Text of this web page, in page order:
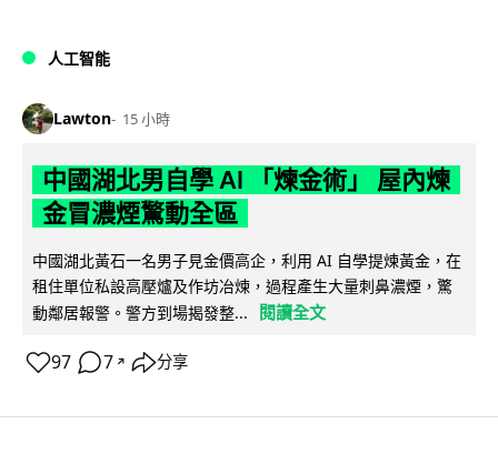
人工智能
Lawton 15 小時
中國湖北男自學 AI 「煉金術」 屋內煉
金冒濃煙驚動全區
中國湖北黃石一名男子見金價高企，利用 AI 自學提煉黃金，在
租住單位私設高壓爐及作坊冶煉，過程產生大量刺鼻濃煙，驚
動鄰居報警。警方到場揭發整...
閱讀全文
97 7 ↗ 分享